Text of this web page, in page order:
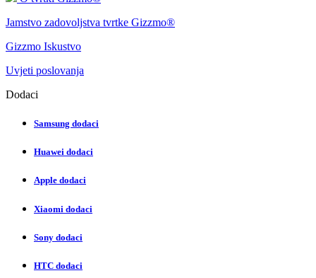
Jamstvo zadovoljstva tvrtke Gizzmo®
Gizzmo Iskustvo
Uvjeti poslovanja
Dodaci
Samsung dodaci
Huawei dodaci
Apple dodaci
Xiaomi dodaci
Sony dodaci
HTC dodaci